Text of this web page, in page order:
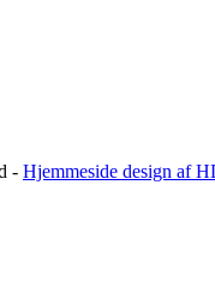
- Hjemmeside design af